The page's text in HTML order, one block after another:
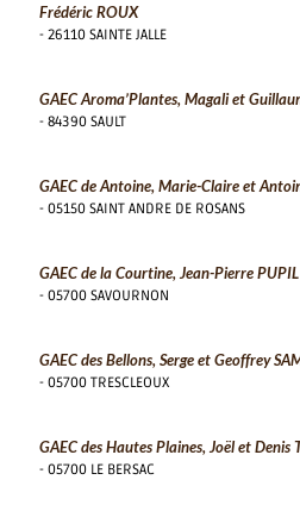
Frédéric ROUX
- 26110 SAINTE JALLE
GAEC Aroma’Plantes, Magali et
- 84390 SAULT
GAEC de Antoine, Marie-Claire et
- 05150 SAINT ANDRE DE ROSANS
GAEC de la Courtine, Jean-Pierre PUPIL
- 05700 SAVOURNON
GAEC des Bellons, Serge et Geoffrey
- 05700 TRESCLEOUX
GAEC des Hautes Plaines, Joël et Denis
- 05700 LE BERSAC